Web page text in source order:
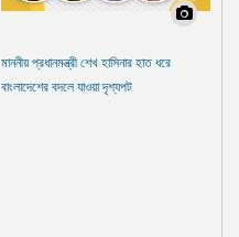
মাননীয় প্রধানমন্ত্রী শেখ হাসিনার হাত ধরে
বাংলাদেশের বদলে যাওয়া দৃশ্যপট